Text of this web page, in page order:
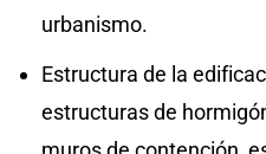
urbanismo.
Estructura de la
estructuras de